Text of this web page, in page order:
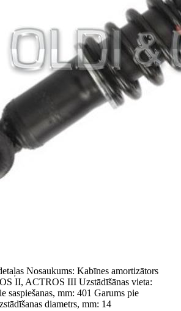
Nosaukums: Kabīnes amortizātors
II, ACTROS III Uzstādīšānas vieta:
saspiešanas, mm: 401 Garums pie
diametrs, mm: 14